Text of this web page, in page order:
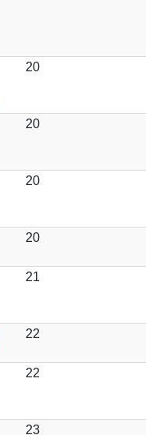
20
20
20
20
21
22
22
23